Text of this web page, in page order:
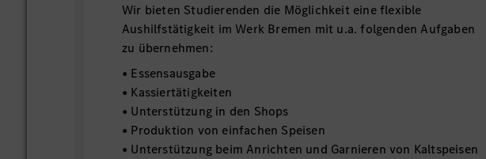
Wir bieten Studierenden die Möglichkeit eine flexible
Aushilfstätigkeit im Werk Bremen mit u.a. folgenden Aufgaben
zu übernehmen:
• Essensausgabe
• Kassiertätigkeiten
• Unterstützung in den Shops
• Produktion von einfachen Speisen
• Unterstützung beim Anrichten und Garnieren von Kaltspeisen